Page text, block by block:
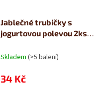
Jablečné trubičky s
jogurtovou polevou 2ks
Skladem (>5 balení)
34 Kč